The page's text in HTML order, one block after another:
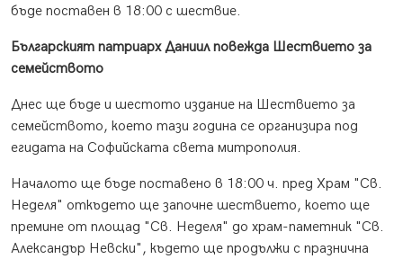
бъде поставен в 18:00 с шествие.
Българският патриарх Даниил повежда Шествието за
семейството
Днес ще бъде и шестото издание на Шествието за
семейството, което тази година се организира под
егидата на Софийската света митрополия.
Началото ще бъде поставено в 18:00 ч. пред Храм "Св.
Неделя" откъдето ще започне шествието, което ще
премине от площад "Св. Неделя" до храм-паметник "Св.
Александър Невски", където ще продължи с празнична